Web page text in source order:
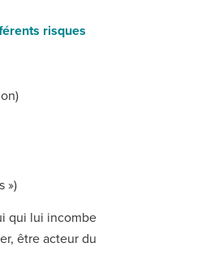
risques
»)
qui lui incombe
être acteur du